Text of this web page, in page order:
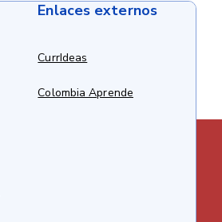
Enlaces externos
CurrIdeas
Colombia Aprende